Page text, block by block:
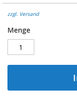
zzgl. Versand
Menge